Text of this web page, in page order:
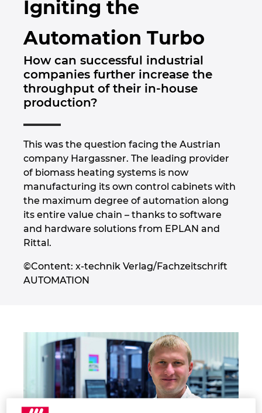
Igniting the
Automation Turbo
How can successful industrial
companies further increase the
throughput of their in-house
production?
This was the question facing the Austrian
company Hargassner. The leading provider
of biomass heating systems is now
manufacturing its own control cabinets with
the maximum degree of automation along
its entire value chain – thanks to software
and hardware solutions from EPLAN and
Rittal.
©Content: x-technik Verlag/Fachzeitschrift
AUTOMATION
Épülettechnológia
Konfiguráció
PDM / PLM Integráció
EPLAN Education Oktatótermi verzió
EPLAN Education hallgatóknak
EPLAN Együttműködési alkalmazások
EPLAN Experience
Blog
Kapcsolat
Trust Center
Brunei
Bulgaria
Canada
Chile
China
China Taiwan
Colombia
Croatia
Czech Republic
Denmark
France
Germany
Greece